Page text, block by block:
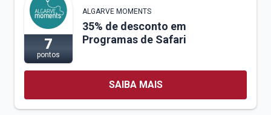
7
pontos
ALGARVE MOMENTS
35% de desconto em
Programas de Safari
SAIBA MAIS